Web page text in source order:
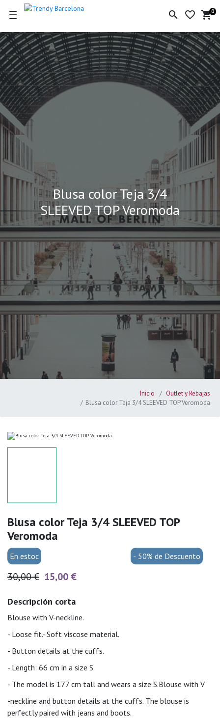
search favorite_border
la
0
shopping_cart
Blusa color Teja 3/4
SLEEVED TOP Veromoda
Inicio
Outlet y Rebajas
Blusa color Teja 3/4 SLEEVED TOP Veromoda
Blusa color Teja 3/4 SLEEVED TOP
Veromoda
En estoc - 50% de Descuento
30,00 € 15,00 €
Descripción corta
Blouse with V-neckline.
- Loose fit.- Soft viscose material.
- Button details at the cuffs.
- Length: 66 cm in a size S.
- The model is 177 cm tall and wears a size S.Blouse with V
-neckline and button details at the cuffs. The blouse is
perfectly paired with jeans and boots.